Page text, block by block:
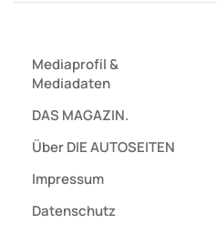
Mediaprofil&
Mediadaten
DAS MAGAZIN.
Über DIE AUTOSEITEN
Impressum
Datenschutz